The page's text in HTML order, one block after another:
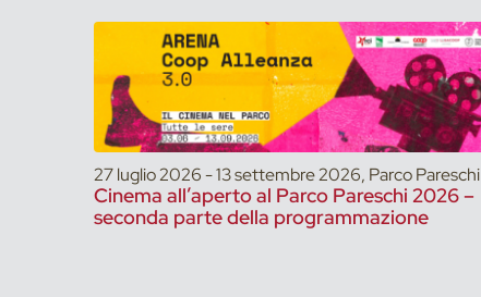
27 luglio 2026 - 13 settembre 2026, Parco Pareschi
Cinema all’aperto al Parco Pareschi 2026 –
seconda parte della programmazione